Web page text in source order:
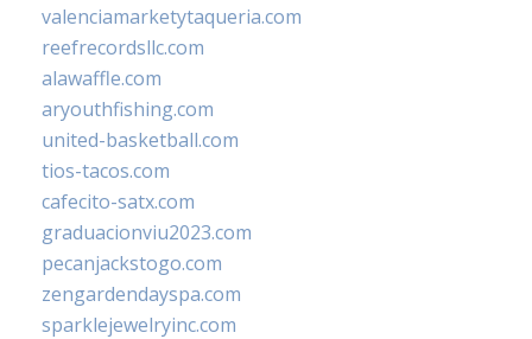
valenciamarketytaqueria.com
reefrecordsllc.com
alawaffle.com
aryouthfishing.com
united-basketball.com
tios-tacos.com
cafecito-satx.com
graduacionviu2023.com
pecanjackstogo.com
zengardendayspa.com
sparklejewelryinc.com